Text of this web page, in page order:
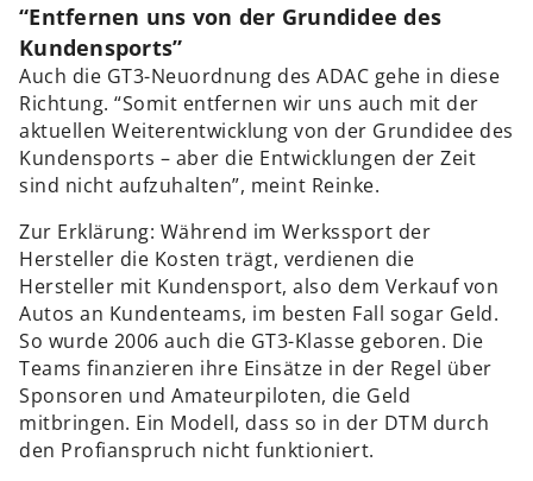
“Entfernen uns von der Grundidee des
Kundensports”
Auch die GT3-Neuordnung des ADAC gehe in diese
Richtung. “Somit entfernen wir uns auch mit der
aktuellen Weiterentwicklung von der Grundidee des
Kundensports – aber die Entwicklungen der Zeit
sind nicht aufzuhalten”, meint Reinke.
Zur Erklärung: Während im Werkssport der
Hersteller die Kosten trägt, verdienen die
Hersteller mit Kundensport, also dem Verkauf von
Autos an Kundenteams, im besten Fall sogar Geld.
So wurde 2006 auch die GT3-Klasse geboren. Die
Teams finanzieren ihre Einsätze in der Regel über
Sponsoren und Amateurpiloten, die Geld
mitbringen. Ein Modell, dass so in der DTM durch
den Profianspruch nicht funktioniert.